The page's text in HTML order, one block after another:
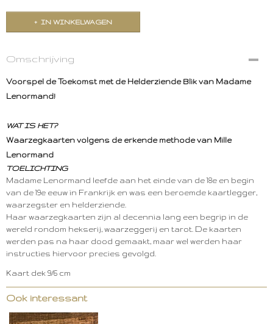
IN WINKELWAGEN
Omschrijving
Voorspel de Toekomst met de Helderziende Blik van Madame
Lenormand!
WAT IS HET?
Waarzegkaarten volgens de erkende methode van Mille
Lenormand
TOELICHTING
Madame Lenormand leefde aan het einde van de 18e en begin
van de 19e eeuw in Frankrijk en was een beroemde kaartlegger,
waarzegster en helderziende.
Haar waarzegkaarten zijn al decennia lang een begrip in de
wereld rondom hekserij, waarzeggerij en tarot. De kaarten
werden pas na haar dood gemaakt, maar wel werden haar
instructies hiervoor precies gevolgd.
Kaart dek 9/6 cm
Ook interessant